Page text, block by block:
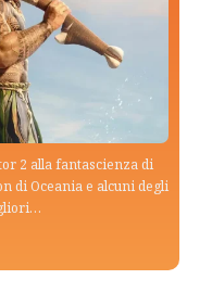
2 alla fantascienza di
di Oceania e alcuni degli